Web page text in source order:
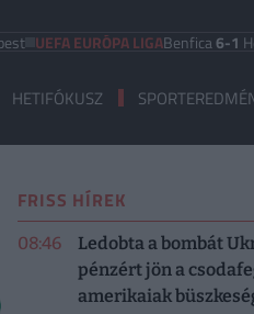
UEFA EURÓPA LIGABenfica6-1
HETIFÓKUSZ
FRISS HÍREK
08:46
Ledobta a bombát
pénzért jön a
amerikaiak